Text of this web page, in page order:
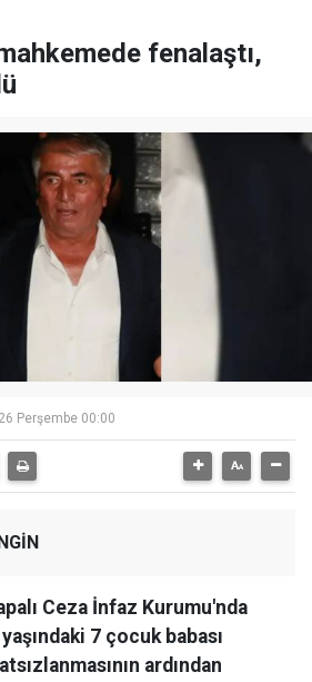
fenalaştı,
Perşembe 00:00
Ceza İnfaz Kurumu'nda
7 çocuk babası
ardından